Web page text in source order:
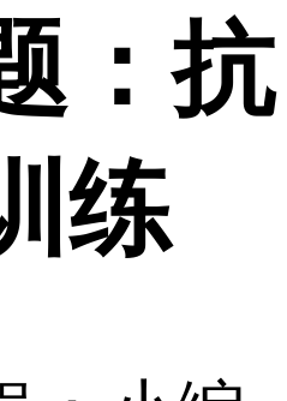
：抗
练